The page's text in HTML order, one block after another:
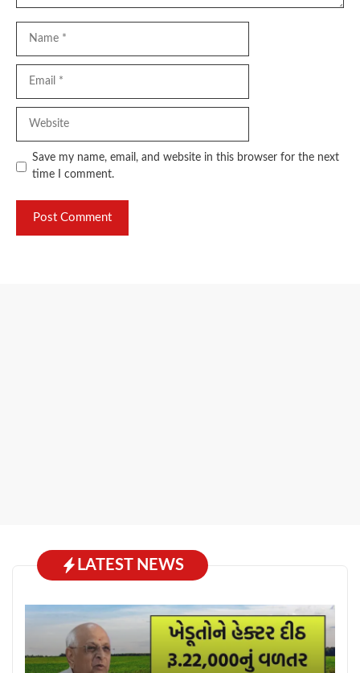
Save my name, email, and website in this browser for the next
time I comment.
LATEST NEWS